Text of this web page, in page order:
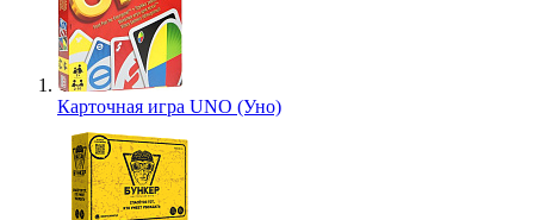
Карточная игра UNO (Уно)